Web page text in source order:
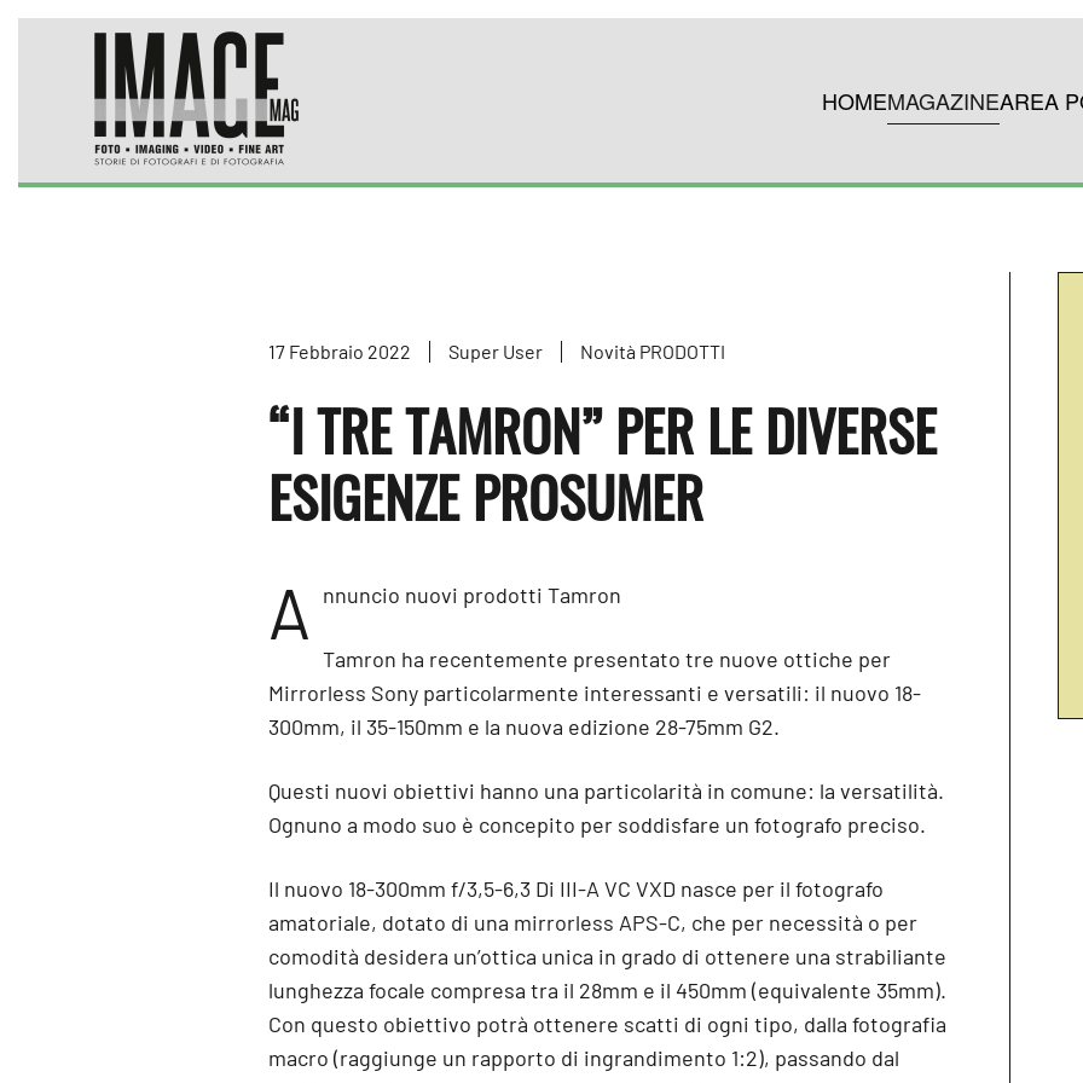
Skip to main content
HOMEMAGAZINEAREA
17 Febbraio 2022 Super User Novità PRODOTTI
“I TRE TAMRON” PER LE DIVERSE
ESIGENZE PROSUMER
A nnuncio nuovi prodotti Tamron
Tamron ha recentemente presentato tre nuove ottiche per
Mirrorless Sony particolarmente interessanti e versatili: il nuovo 18-
300mm, il 35-150mm e la nuova edizione 28-75mm G2.
Questi nuovi obiettivi hanno una particolarità in comune: la versatilità.
Ognuno a modo suo è concepito per soddisfare un fotografo preciso.
Il nuovo 18-300mm f/3,5-6,3 Di III-A VC VXD nasce per il fotografo
amatoriale, dotato di una mirrorless APS-C, che per necessità o per
comodità desidera un’ottica unica in grado di ottenere una strabiliante
lunghezza focale compresa tra il 28mm e il 450mm (equivalente 35mm).
Con questo obiettivo potrà ottenere scatti di ogni tipo, dalla fotografia
macro (raggiunge un rapporto di ingrandimento 1:2), passando dal